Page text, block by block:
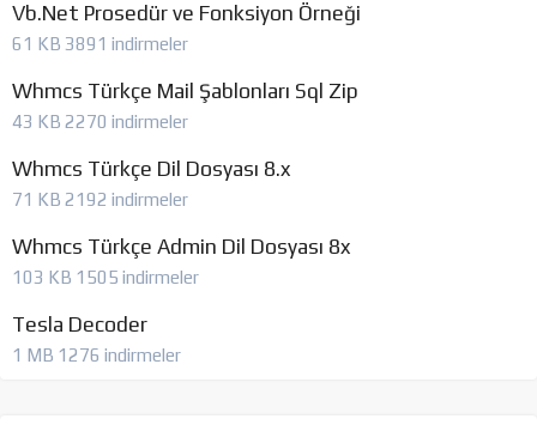
Vb.Net Prosedür ve Fonksiyon Örneği
61 KB 3891 indirmeler
Whmcs Türkçe Mail Şablonları Sql Zip
43 KB 2270 indirmeler
Whmcs Türkçe Dil Dosyası 8.x
71 KB 2192 indirmeler
Whmcs Türkçe Admin Dil Dosyası 8x
103 KB 1505 indirmeler
Tesla Decoder
1 MB 1276 indirmeler